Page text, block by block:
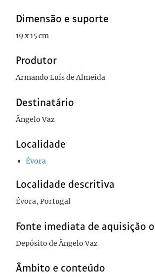
Dimensão e suporte
19 x 15 cm
Produtor
Armando Luís de Almeida
Destinatário
Ângelo Vaz
Localidade
Évora
Localidade descritiva
Évora, Portugal
Fonte imediata de aquisição
Depósito de Ângelo Vaz
Âmbito e conteúdo